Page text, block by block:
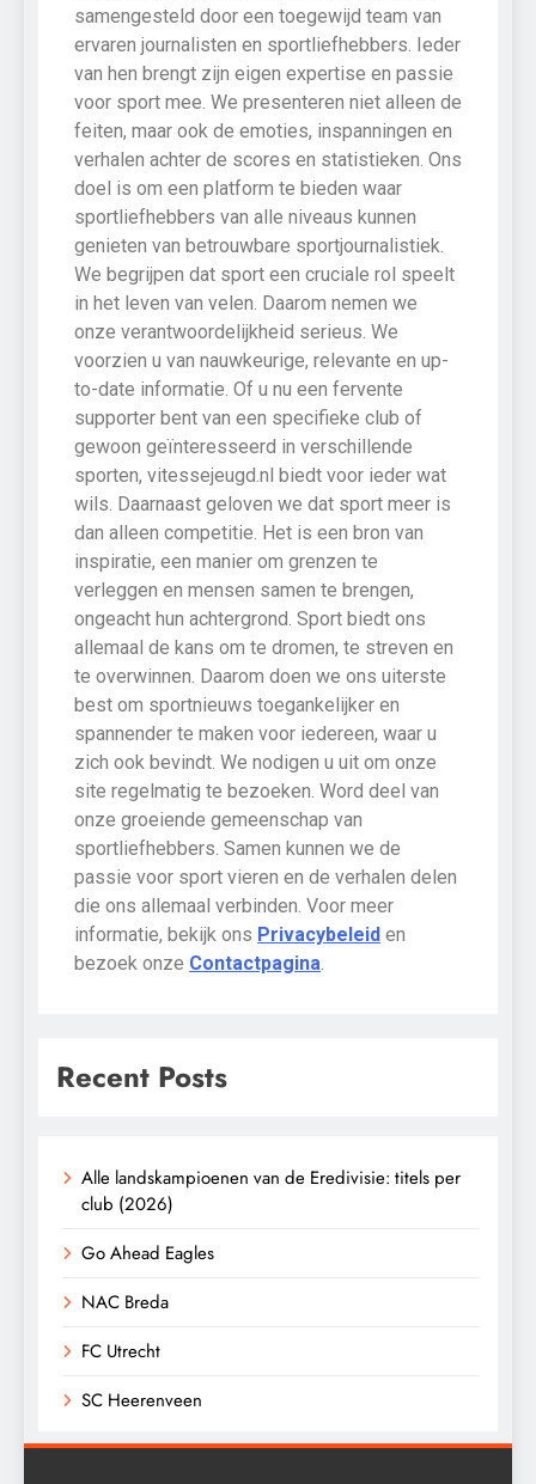
samengesteld door een toegewijd team van
ervaren journalisten en sportliefhebbers. Ieder
van hen brengt zijn eigen expertise en passie
voor sport mee. We presenteren niet alleen de
feiten, maar ook de emoties, inspanningen en
verhalen achter de scores en statistieken. Ons
doel is om een platform te bieden waar
sportliefhebbers van alle niveaus kunnen
genieten van betrouwbare sportjournalistiek.
We begrijpen dat sport een cruciale rol speelt
in het leven van velen. Daarom nemen we
onze verantwoordelijkheid serieus. We
voorzien u van nauwkeurige, relevante en up-
to-date informatie. Of u nu een fervente
supporter bent van een specifieke club of
gewoon geïnteresseerd in verschillende
sporten, vitessejeugd.nl biedt voor ieder wat
wils. Daarnaast geloven we dat sport meer is
dan alleen competitie. Het is een bron van
inspiratie, een manier om grenzen te
verleggen en mensen samen te brengen,
ongeacht hun achtergrond. Sport biedt ons
allemaal de kans om te dromen, te streven en
te overwinnen. Daarom doen we ons uiterste
best om sportnieuws toegankelijker en
spannender te maken voor iedereen, waar u
zich ook bevindt. We nodigen u uit om onze
site regelmatig te bezoeken. Word deel van
onze groeiende gemeenschap van
sportliefhebbers. Samen kunnen we de
passie voor sport vieren en de verhalen delen
die ons allemaal verbinden. Voor meer
informatie, bekijk ons Privacybeleid en
bezoek onze Contactpagina.
Recent Posts
Alle landskampioenen van de Eredivisie: titels per
club (2026)
Go Ahead Eagles
NAC Breda
FC Utrecht
SC Heerenveen